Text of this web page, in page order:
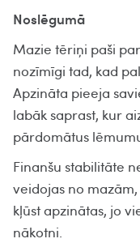
Noslēgumā
Mazie tēriņi paši
nozīmīgi tad, kad
Apzināta pieeja
labāk saprast, kur
pārdomātus
Finanšu stabilitāte
veidojas no
kļūst apzinātas, jo
nākotni.